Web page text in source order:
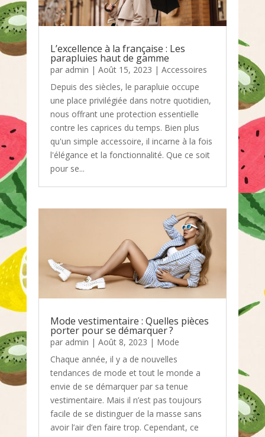
L’excellence à la française : Les
parapluies haut de gamme
par admin | Août 15, 2023 | Accessoires
Depuis des siècles, le parapluie occupe
une place privilégiée dans notre quotidien,
nous offrant une protection essentielle
contre les caprices du temps. Bien plus
qu'un simple accessoire, il incarne à la fois
l'élégance et la fonctionnalité. Que ce soit
pour se...
Mode vestimentaire : Quelles pièces
porter pour se démarquer ?
par admin | Août 8, 2023 | Mode
Chaque année, il y a de nouvelles
tendances de mode et tout le monde a
envie de se démarquer par sa tenue
vestimentaire. Mais il n’est pas toujours
facile de se distinguer de la masse sans
avoir l’air d’en faire trop. Cependant, ce